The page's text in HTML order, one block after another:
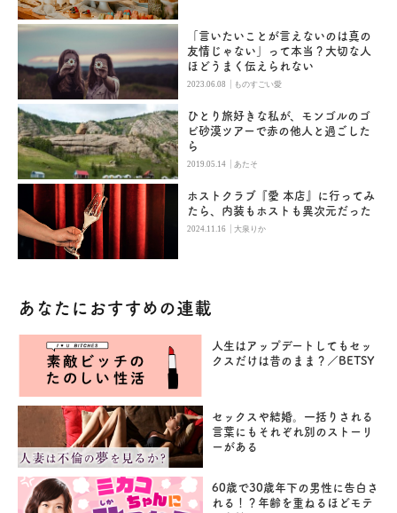
「言いたいことが言えないのは真の
友情じゃない」って本当？大切な人
ほどうまく伝えられない
2023.06.08 | ものすごい愛
ひとり旅好きな私が、モンゴルのゴ
ビ砂漠ツアーで赤の他人と過ごした
ら
2019.05.14 |あたそ
ホストクラブ『愛 本店』に行ってみ
たら、内装もホストも異次元だった
2024.11.16 |大泉りか
あなたにおすすめの連載
人生はアップデートしてもセッ
クスだけは昔のまま？／BETSY
セックスや結婚。一括りされる
言葉にもそれぞれ別のストーリ
ーがある
60歳で30歳年下の男性に告白さ
れる！？年齢を重ねるほどモテ